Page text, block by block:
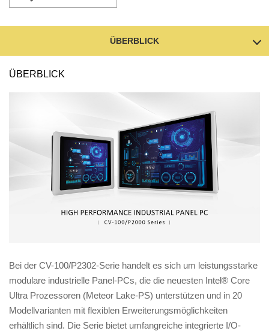
ÜBERBLICK
ÜBERBLICK
Bei der CV-100/P2302-Serie handelt es sich um leistungsstarke
modulare industrielle Panel-PCs, die die neuesten Intel® Core
Ultra Prozessoren (Meteor Lake-PS) unterstützen und in 20
Modellvarianten mit flexiblen Erweiterungsmöglichkeiten
erhältlich sind. Die Serie bietet umfangreiche integrierte I/O-